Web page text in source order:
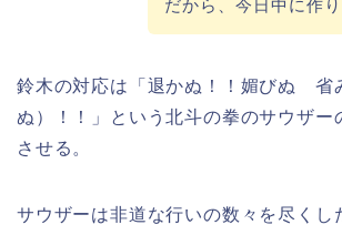
だから、今日中に作
鈴木の対応は「退かぬ！！媚びぬ 省
ぬ）！！」という北斗の拳のサウザー
させる。
サウザーは非道な行いの数々を尽くし